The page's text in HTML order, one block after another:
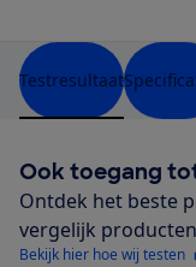
Testresultaat
Ook toegang
Ontdek het beste
vergelijk
Bekijk hier hoe wij testen